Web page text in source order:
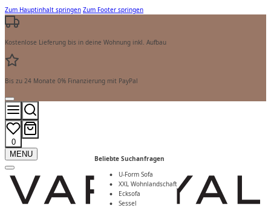
Zum Hauptinhalt springen Zum Footer springen
Kostenlose Lieferung bis in deine Wohnung inkl. Aufbau
Bis zu 24 Monate 0% Finanzierung mit PayPal
0
Beliebte Suchanfragen
U-Form Sofa
XXL Wohnlandschaft
Ecksofa
Sessel
Suchergebnisse
anzeigen
MENU